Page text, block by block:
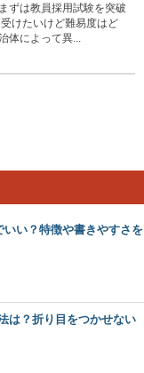
ずは教員採用試験を突破
けたいけど難易度はど
体によって異...
い？特徴や書きやすさを
は？折り目をつかせない